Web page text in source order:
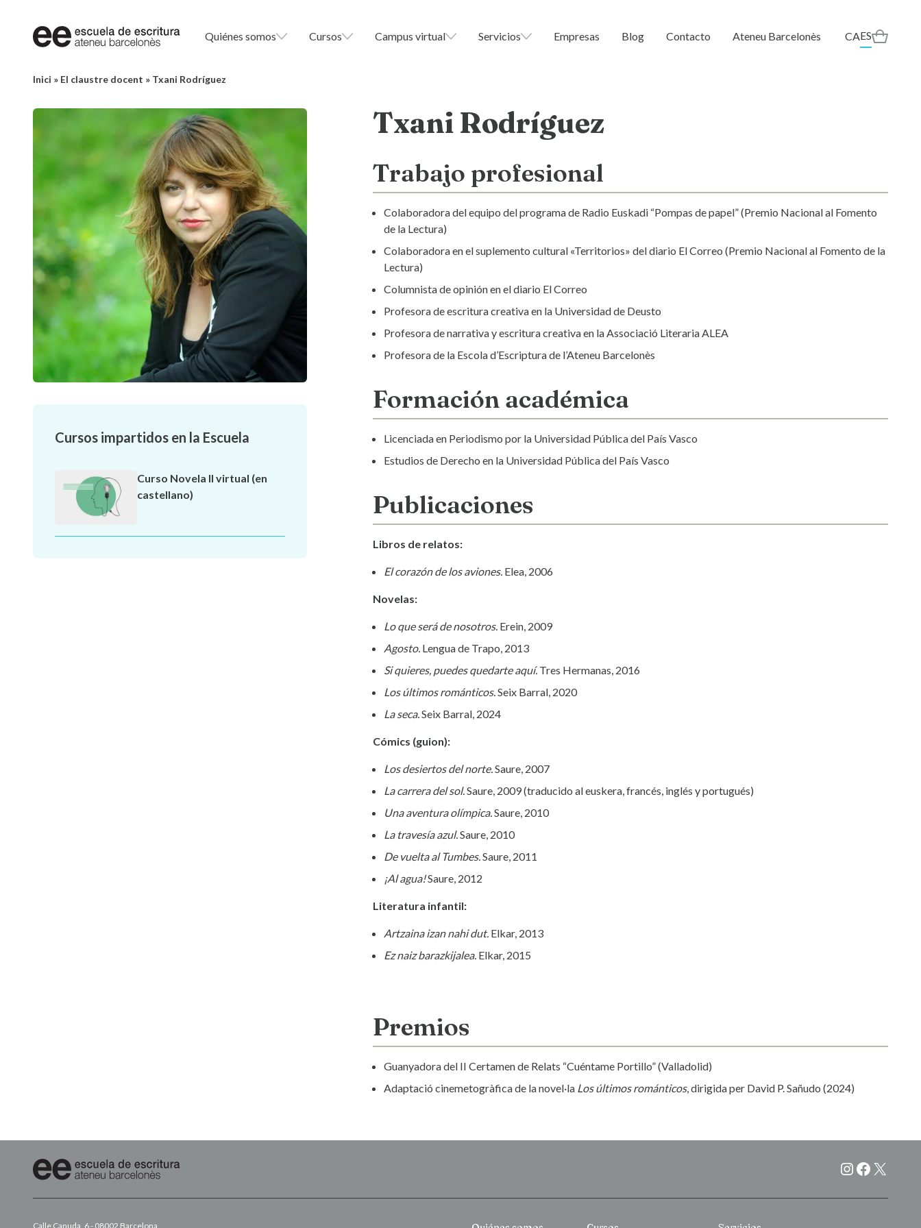
Quiénes somos Cursos Campus virtual Servicios Empresas Blog Contacto Ateneu Barcelonès CAES
Inici » El claustre docent » Txani Rodríguez
Cursos impartidos en la Escuela
Curso Novela II virtual (en
castellano)
Txani Rodríguez
Trabajo profesional
Colaboradora del equipo del programa de Radio Euskadi “Pompas de papel” (Premio Nacional al Fomento
de la Lectura)
Colaboradora en el suplemento cultural «Territorios» del diario El Correo (Premio Nacional al Fomento de la
Lectura)
Columnista de opinión en el diario El Correo
Profesora de escritura creativa en la Universidad de Deusto
Profesora de narrativa y escritura creativa en la Associació Literaria ALEA
Profesora de la Escola d’Escriptura de l’Ateneu Barcelonès
Formación académica
Licenciada en Periodismo por la Universidad Pública del País Vasco
Estudios de Derecho en la Universidad Pública del País Vasco
Publicaciones
Libros de relatos:
El corazón de los aviones. Elea, 2006
Novelas:
Lo que será de nosotros. Erein, 2009
Agosto. Lengua de Trapo, 2013
Si quieres, puedes quedarte aquí. Tres Hermanas, 2016
Los últimos románticos.Seix Barral, 2020
La seca.Seix Barral, 2024
Cómics (guion):
Los desiertos del norte.Saure, 2007
La carrera del sol.Saure, 2009 (traducido al euskera, francés, inglés y portugués)
Una aventura olímpica.Saure, 2010
La travesía azul.Saure, 2010
De vuelta al Tumbes.Saure, 2011
¡Al agua!Saure, 2012
Literatura infantil:
Artzaina izan nahi dut. Elkar, 2013
Ez naiz barazkijalea. Elkar, 2015
Premios
Guanyadora del II Certamen de Relats “Cuéntame Portillo” (Valladolid)
Adaptació cinemetogràfica de la novel·la Los últimos románticos, dirigida per David P. Sañudo (2024)
Instagram
X
Calle Canuda, 6 - 08002 Barcelona